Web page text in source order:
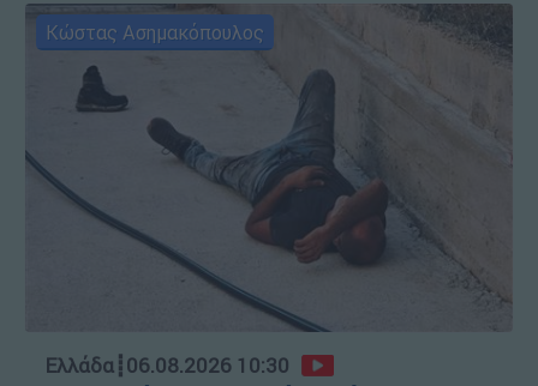
Κώστας Ασημακόπουλος
Ελλάδα┋06.08.2026 10:30